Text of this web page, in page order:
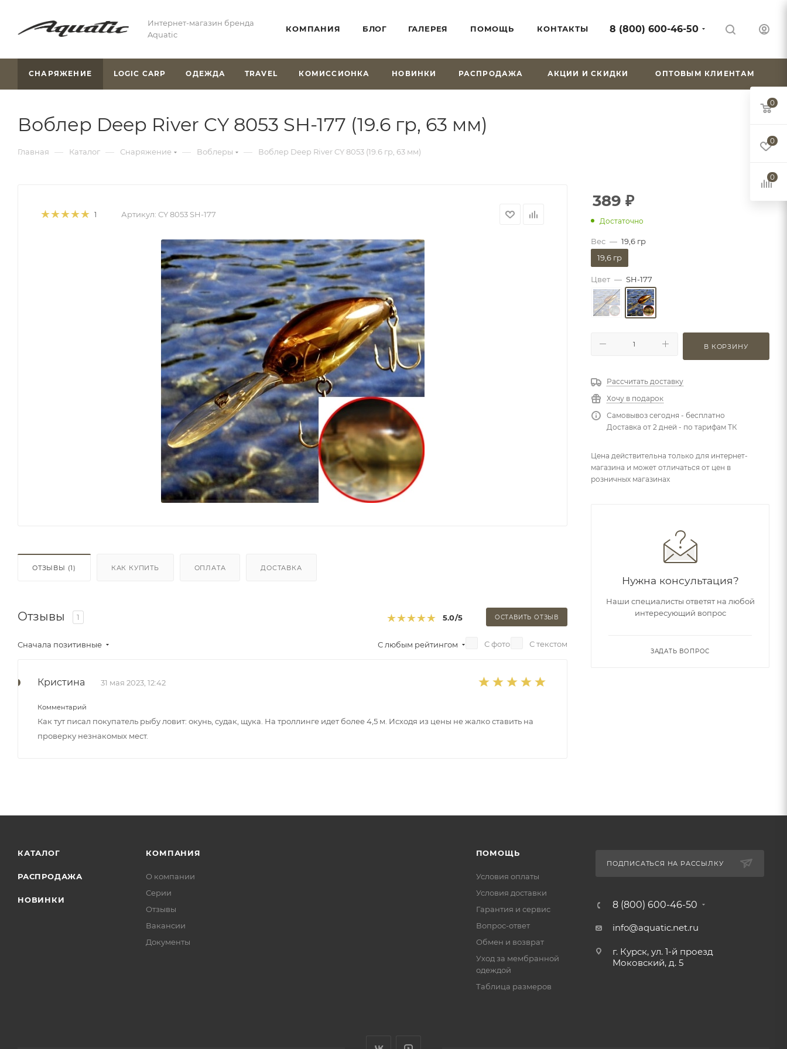
Интернет-магазин бренда
Aquatic
КОМПАНИЯ БЛОГ ГАЛЕРЕЯ ПОМОЩЬ КОНТАКТЫ 8 (800) 600-46-50
СНАРЯЖЕНИЕ LOGIC CARP ОДЕЖДА TRAVEL КОМИССИОНКА НОВИНКИ РАСПРОДАЖА АКЦИИ И СКИДКИ ОПТОВЫМ КЛИЕНТАМ
Воблер Deep River CY 8053 SH-177 (19.6 гр, 63 мм)
Главная — Каталог — Снаряжение — Воблеры — Воблер Deep River CY 8053 (19.6 гр, 63 мм)
1 Артикул: CY 8053 SH-177
ОТЗЫВЫ (1) КАК КУПИТЬ ОПЛАТА ДОСТАВКА
Отзывы 1 5.0/5 ОСТАВИТЬ ОТЗЫВ
Сначала позитивные С любым рейтингом С фото С текстом
Кристина 31 мая 2023, 12:42
Комментарий
Как тут писал покупатель рыбу ловит: окунь, судак, щука. На троллинге идет более 4,5 м. Исходя из цены не жалко ставить на
проверку незнакомых мест.
389 ₽
Достаточно
Вес — 19,6 гр
19,6 гр
Цвет — SH-177
В КОРЗИНУ
Рассчитать доставку
Хочу в подарок
Самовывоз сегодня - бесплатно
Доставка от 2 дней - по тарифам ТК
Цена действительна только для интернет-
магазина и может отличаться от цен в
розничных магазинах
Нужна консультация?
Наши специалисты ответят на любой
интересующий вопрос
ЗАДАТЬ ВОПРОС
КАТАЛОГ
РАСПРОДАЖА
НОВИНКИ
КОМПАНИЯ
О компании
Серии
Отзывы
Вакансии
Документы
ПОМОЩЬ
Условия оплаты
Условия доставки
Гарантия и сервис
Вопрос-ответ
Обмен и возврат
Уход за мембранной
одеждой
Таблица размеров
ПОДПИСАТЬСЯ НА РАССЫЛКУ
8 (800) 600-46-50
info@aquatic.net.ru
г. Курск, ул. 1-й проезд
Моковский, д. 5
0
0
0